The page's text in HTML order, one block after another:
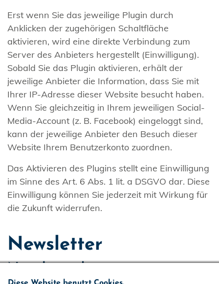
Erst wenn Sie das jeweilige Plugin durch
Anklicken der zugehörigen Schaltfläche
aktivieren, wird eine direkte Verbindung zum
Server des Anbieters hergestellt (Einwilligung).
Sobald Sie das Plugin aktivieren, erhält der
jeweilige Anbieter die Information, dass Sie mit
Ihrer IP-Adresse dieser Website besucht haben.
Wenn Sie gleichzeitig in Ihrem jeweiligen Social-
Media-Account (z. B. Facebook) eingeloggt sind,
kann der jeweilige Anbieter den Besuch dieser
Website Ihrem Benutzerkonto zuordnen.
Das Aktivieren des Plugins stellt eine Einwilligung
im Sinne des Art. 6 Abs. 1 lit. a DSGVO dar. Diese
Einwilligung können Sie jederzeit mit Wirkung für
die Zukunft widerrufen.
Newsletter